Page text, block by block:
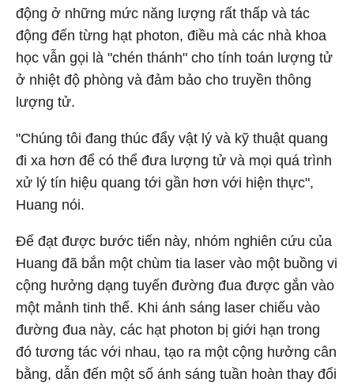
động ở những mức năng lượng rất thấp và tác
động đến từng hạt photon, điều mà các nhà khoa
học vẫn gọi là "chén thánh" cho tính toán lượng tử
ở nhiệt độ phòng và đảm bảo cho truyền thông
lượng tử.
"Chúng tôi đang thúc đẩy vật lý và kỹ thuật quang
đi xa hơn để có thể đưa lượng tử và mọi quá trình
xử lý tín hiệu quang tới gần hơn với hiện thực",
Huang nói.
Để đạt được bước tiến này, nhóm nghiên cứu của
Huang đã bắn một chùm tia laser vào một buồng vi
cộng hưởng dạng tuyến đường đua được gắn vào
một mảnh tinh thể. Khi ánh sáng laser chiếu vào
đường đua này, các hạt photon bị giới hạn trong
đó tương tác với nhau, tạo ra một cộng hưởng cân
bằng, dẫn đến một số ánh sáng tuần hoàn thay đổi